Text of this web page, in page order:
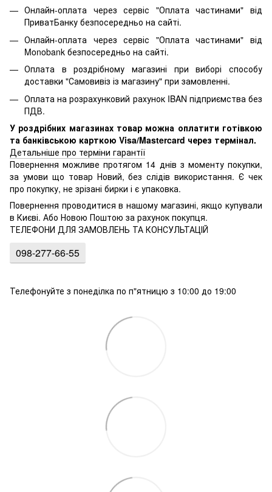
Онлайн-оплата через сервіс "Оплата частинами" від
ПриватБанку безпосередньо на сайті.
Онлайн-оплата через сервіс "Оплата частинами" від
Monobank безпосередньо на сайті.
Оплата в роздрібному магазині при виборі способу
доставки "Самовивіз із магазину" при замовленні.
Оплата на розрахунковий рахунок IBAN підприємства без
ПДВ.
У роздрібних магазинах товар можна оплатити готівкою
та банківською карткою Visa/Mastercard через термінал.
Детальніше про терміни гарантії
Повернення можливе протягом 14 днів з моменту покупки,
за умови що товар Новий, без слідів використання. Є чек
про покупку, не зрізані бирки і є упаковка.
Повернення проводитися в нашому магазині, якщо купували
в Києві. Або Новою Поштою за рахунок покупця.
ТЕЛЕФОНИ ДЛЯ ЗАМОВЛЕНЬ ТА КОНСУЛЬТАЦІЙ
098-277-66-55
Телефонуйте з понеділка по п"ятницю з 10:00 до 19:00